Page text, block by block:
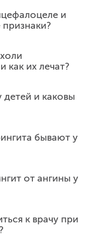
...
и
как их лечат?
могут проявляться
выделениями
деформациями.
через нос, без
детей и каковы
бывают у
от ангины у
к врачу при